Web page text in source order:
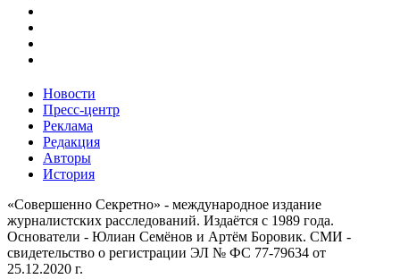
Новости
Пресс-центр
Реклама
Редакция
Авторы
История
«Совершенно Секретно» - международное издание
журналистских расследований. Издаётся с 1989 года.
Основатели - Юлиан Семёнов и Артём Боровик. CМИ -
свидетельство о регистрации ЭЛ № ФС 77-79634 от
25.12.2020 г.